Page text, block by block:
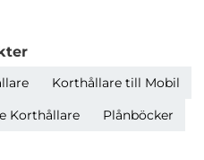
Korthållare till Mobil
Korthållare Plånböcker